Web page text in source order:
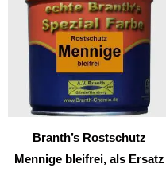
Branth’s Rostschutz
Mennige bleifrei, als Ersatz
weist
mehrere
Varianten
auf.
Optionen
können
auf